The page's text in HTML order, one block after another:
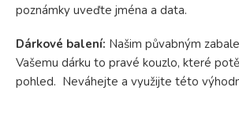
poznámky uveďte jména a data.
Dárkové balení: Našim půvabným
Vašemu dárku to pravé kouzlo, které
pohled. Neváhejte a využijte této